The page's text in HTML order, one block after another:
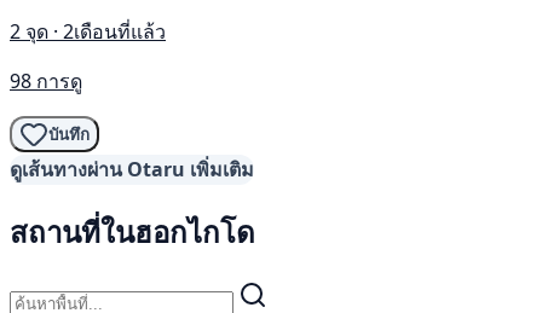
2 จุด · 2เดือนที่แล้ว
98 การดู
บันทึก
ดูเส้นทางผ่าน Otaru เพิ่มเติม
สถานที่ในฮอกไกโด